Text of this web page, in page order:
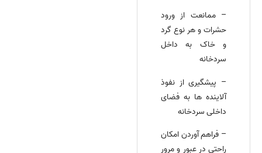
– ممانعت از ورود
حشرات و هر نوع گرد
و خاک به داخل
سردخانه
– پیشگیری از نفوذ
آلاینده‌ ها به فضای
داخلی سردخانه
– فراهم آوردن امکان
راحتی در عبور و مرور